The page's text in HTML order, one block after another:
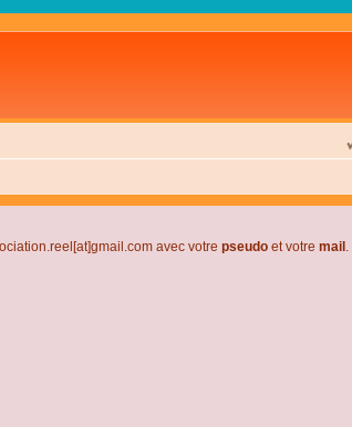
avec votre pseudo et votre mail